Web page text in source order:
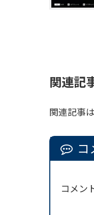
関連記
関連記事
コ
コメン